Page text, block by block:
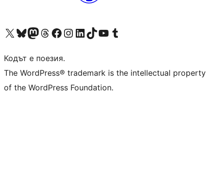
Visit our X (formerly Twitter) account
Visit our Bluesky account
Visit our Mastodon account
Visit our Threads account
Посетете нашата страница във Facebook
Посетете нашия профил в Instagram
Посетете нашия профил в LinkedIn
Visit our TikTok account
Visit our YouTube channel
Visit our Tumblr account
Кодът е поезия.
The WordPress® trademark is the intellectual property
of the WordPress Foundation.